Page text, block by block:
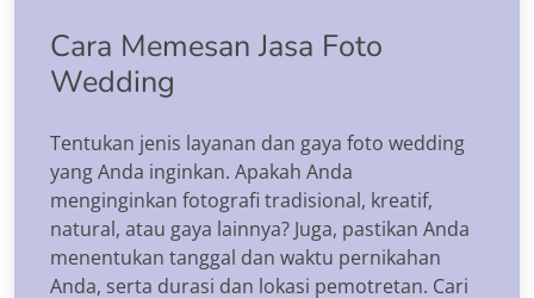
Cara Memesan Jasa Foto
Wedding
Tentukan jenis layanan dan gaya foto wedding
yang Anda inginkan. Apakah Anda
menginginkan fotografi tradisional, kreatif,
natural, atau gaya lainnya? Juga, pastikan Anda
menentukan tanggal dan waktu pernikahan
Anda, serta durasi dan lokasi pemotretan. Cari